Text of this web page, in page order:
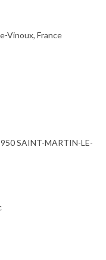
Vinoux, France
SAINT-MARTIN-LE-